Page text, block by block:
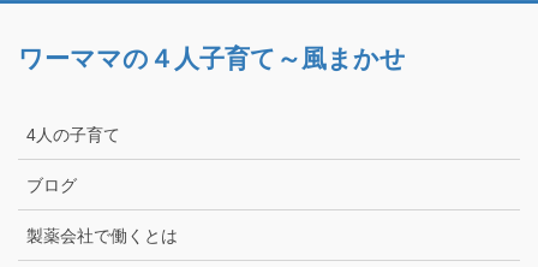
ワーママの４人子育て～風まかせ
4人の子育て
ブログ
製薬会社で働くとは